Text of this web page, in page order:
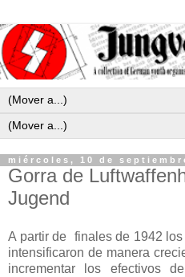
miércoles, 10 de
Gorra de
Jugend
A partir de finales de 1942
intensificaron de manera
incrementar los efectivos